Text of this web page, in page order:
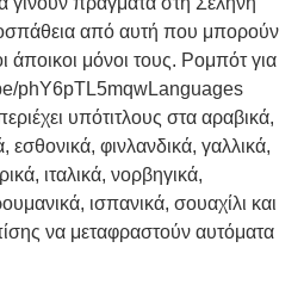
από αυτή που μπορούν
άποικοι μόνοι τους. Ρομπότ για
phY6pTL5mqwLanguages
υπότιτλους στα αραβικά,
εσθονικά, φινλανδικά, γαλλικά,
ιταλικά, νορβηγικά,
ισπανικά, σουαχίλι και
να μεταφραστούν αυτόματα